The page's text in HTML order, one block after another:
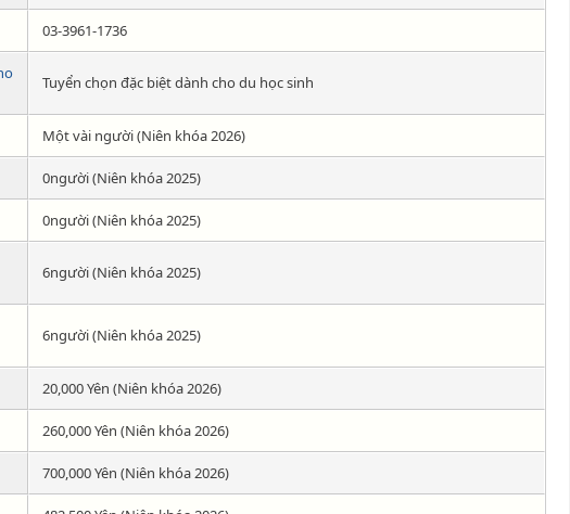
03-3961-1736
Tuyển chọn đặc biệt dành cho du học sinh
Một vài người (Niên khóa 2026)
0người (Niên khóa 2025)
0người (Niên khóa 2025)
6người (Niên khóa 2025)
6người (Niên khóa 2025)
20,000 Yên (Niên khóa 2026)
260,000 Yên (Niên khóa 2026)
700,000 Yên (Niên khóa 2026)